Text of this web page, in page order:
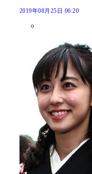
2019年08月25日 06:20